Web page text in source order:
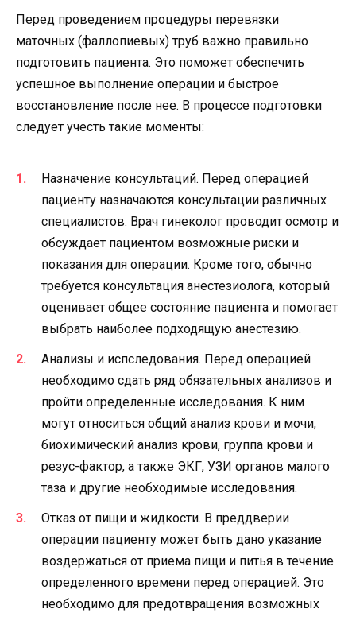
Перед проведением процедуры перевязки
маточных (фаллопиевых) труб важно правильно
подготовить пациента. Это поможет обеспечить
успешное выполнение операции и быстрое
восстановление после нее. В процессе подготовки
следует учесть такие моменты:
Назначение консультаций. Перед операцией
пациенту назначаются консультации различных
специалистов. Врач гинеколог проводит осмотр и
обсуждает пациентом возможные риски и
показания для операции. Кроме того, обычно
требуется консультация анестезиолога, который
оценивает общее состояние пациента и помогает
выбрать наиболее подходящую анестезию.
Анализы и испследования. Перед операцией
необходимо сдать ряд обязательных анализов и
пройти определенные исследования. К ним
могут относиться общий анализ крови и мочи,
биохимический анализ крови, группа крови и
резус-фактор, а также ЭКГ, УЗИ органов малого
таза и другие необходимые исследования.
Отказ от пищи и жидкости. В преддверии
операции пациенту может быть дано указание
воздержаться от приема пищи и питья в течение
определенного времени перед операцией. Это
необходимо для предотвращения возможных